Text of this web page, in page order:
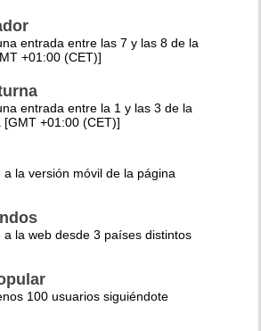
entrada entre las 7 y las 8 de la
+01:00 (CET)]
entrada entre la 1 y las 3 de la
[GMT +01:00 (CET)]
a la versión móvil de la página
a la web desde 3 países distintos
100 usuarios siguiéndote